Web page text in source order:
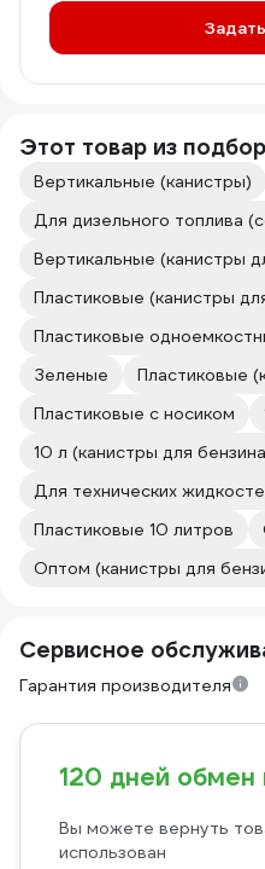
Этот товар из
Вертикальные (канистры)
Для дизельного топлива
Вертикальные (канистры
Пластиковые (канистры
Пластиковые
Зеленые
Пластиковые
Пластиковые с носиком
10 л (канистры для
Для технических
Пластиковые 10 литров
Оптом (канистры для
Сервисное
Гарантия производителя
120 дней обмен
Вы можете вернуть
использован